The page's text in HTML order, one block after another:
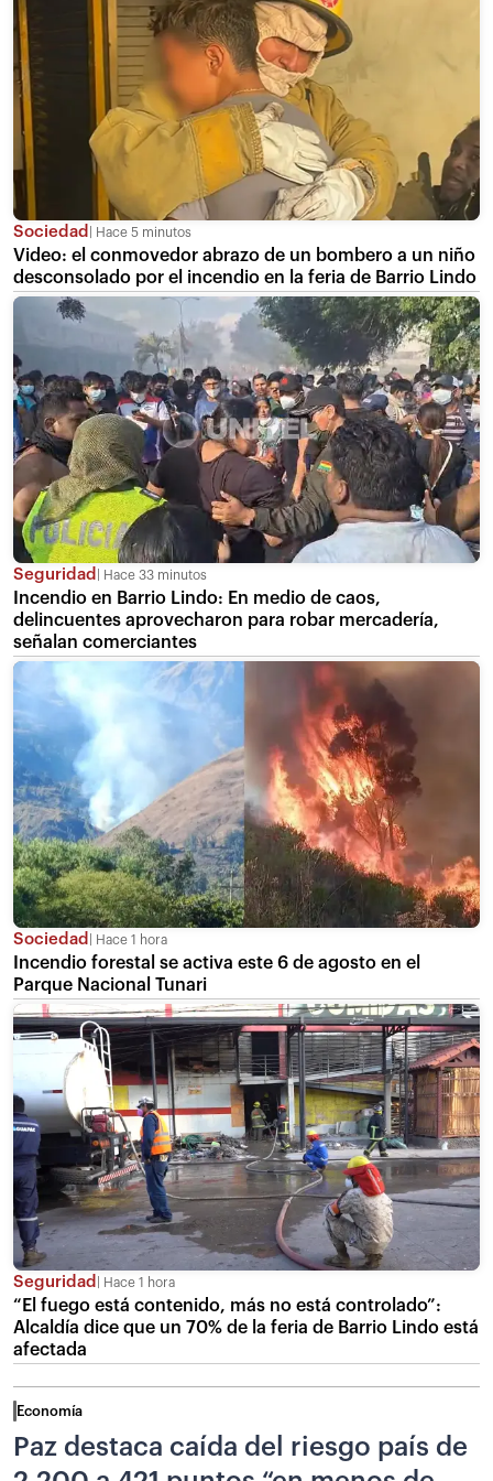
Sociedad Hace 5 minutos
Video: el conmovedor abrazo de un bombero a un niño
desconsolado por el incendio en la feria de Barrio Lindo
Seguridad Hace 33 minutos
Incendio en Barrio Lindo: En medio de caos,
delincuentes aprovecharon para robar mercadería,
señalan comerciantes
Sociedad Hace 1 hora
Incendio forestal se activa este 6 de agosto en el
Parque Nacional Tunari
Seguridad Hace 1 hora
“El fuego está contenido, más no está controlado”:
Alcaldía dice que un 70% de la feria de Barrio Lindo está
afectada
Economía
Paz destaca caída del riesgo país de